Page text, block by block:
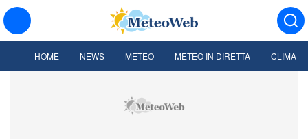
HOME NEWS METEO METEO IN DIRETTA CLIMA